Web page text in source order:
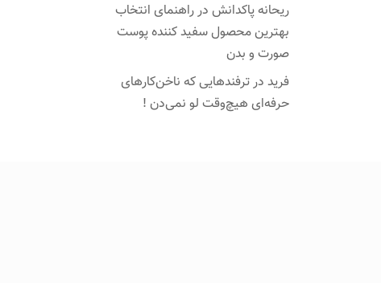
ریحانه پاکدانش درراهنمای انتخاب
بهترین محصول سفید کننده پوست
صورت و بدن
فرید درترفندهایی که ناخن‌کارهای
حرفه‌ای هیچ‌وقت لو نمی‌دن !